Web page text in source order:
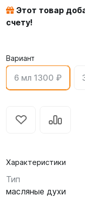
Этот товар
счету!
Вариант
6 мл 1300 ₽
Характеристики
Тип
масляные духи